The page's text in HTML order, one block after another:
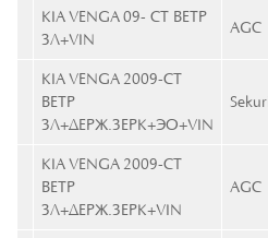
KIA VENGA 09- CТ ВЕТР
ЗЛ+VIN
AGC
KIA VENGA 2009-СТ
ВЕТР
ЗЛ+ДЕРЖ.ЗЕРК+ЭО+VIN
KIA VENGA 2009-СТ
ВЕТР
ЗЛ+ДЕРЖ.ЗЕРК+VIN
AGC